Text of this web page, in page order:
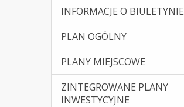
INFORMACJE O BIULETYNIE
PLAN OGÓLNY
PLANY MIEJSCOWE
ZINTEGROWANE PLANY
INWESTYCYJNE